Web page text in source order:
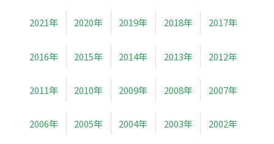
2021年 2020年 2019年 2018年 2017年
2016年 2015年 2014年 2013年 2012年
2011年 2010年 2009年 2008年 2007年
2006年 2005年 2004年 2003年 2002年